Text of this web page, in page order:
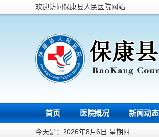
欢迎访问保康县人民医院网站
首页 医院概况 新闻动态
今天是：2026年8月6日 星期四